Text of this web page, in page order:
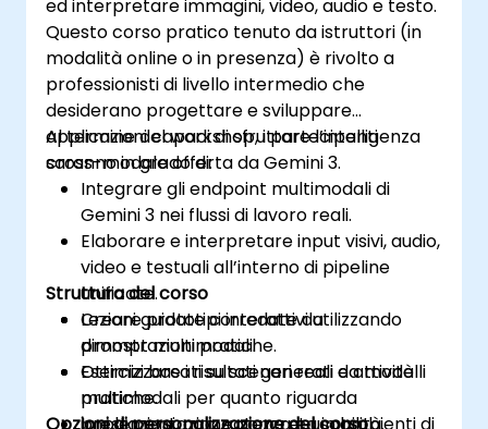
ed interpretare immagini, video, audio e testo.
Questo corso pratico tenuto da istruttori (in
modalità online o in presenza) è rivolto a
professionisti di livello intermedio che
desiderano progettare e sviluppare
applicazioni capaci di sfruttare l’intelligenza
cross-modale offerta da Gemini 3.
Al termine del workshop, i partecipanti
saranno in grado di:
Integrare gli endpoint multimodali di
Gemini 3 nei flussi di lavoro reali.
Elaborare e interpretare input visivi, audio,
video e testuali all’interno di pipeline
unificate.
Creare prototipi interattivi utilizzando
prompt multimodali.
Ottimizzare i risultati generati da modelli
multimodali per quanto riguarda
prestazioni, accuratezza e usabilità.
Struttura del corso
Lezioni guidate corredate da
dimostrazioni pratiche.
Esercizi basati su scenari reali e attività
pratiche.
Implementazione concreta in ambienti di
Opzioni di personalizzazione del corso